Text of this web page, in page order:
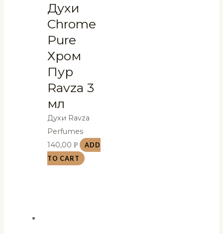
Духи
Chrome
Pure
Хром
Пур
Ravza 3
мл
Духи Ravza
Perfumes
140,00Р
ADD
TO CART